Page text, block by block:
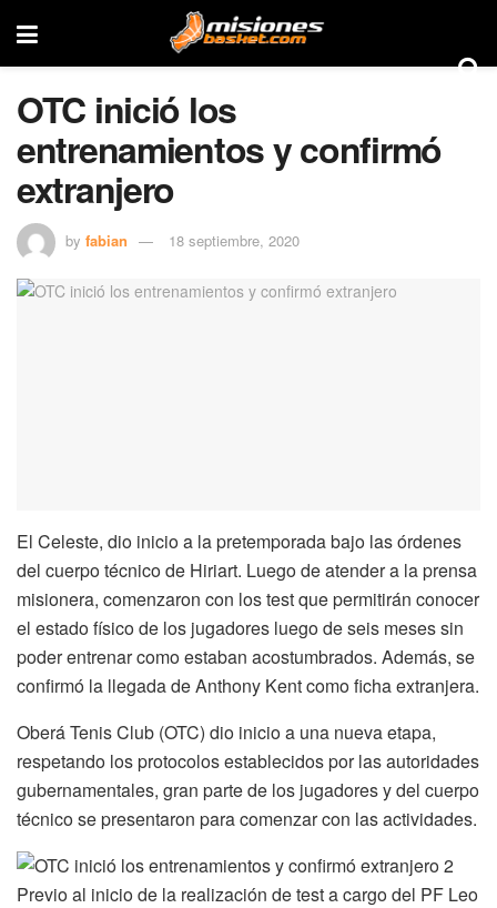
OTC inició los
entrenamientos y confirmó
extranjero
by fabian 18 septiembre, 2020
El Celeste, dio inicio a la pretemporada bajo las órdenes
del cuerpo técnico de Hiriart. Luego de atender a la prensa
misionera, comenzaron con los test que permitirán conocer
el estado físico de los jugadores luego de seis meses sin
poder entrenar como estaban acostumbrados. Además, se
confirmó la llegada de Anthony Kent como ficha extranjera.
Oberá Tenis Club (OTC) dio inicio a una nueva etapa,
respetando los protocolos establecidos por las autoridades
gubernamentales, gran parte de los jugadores y del cuerpo
técnico se presentaron para comenzar con las actividades.
Previo al inicio de la realización de test a cargo del PF Leo